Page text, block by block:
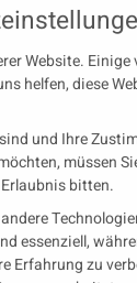
Video
künftig mit
die
Website. Einige
helfen, diese
und Ihre
müssen
bitten.
essenziell,
Erfahrung zu